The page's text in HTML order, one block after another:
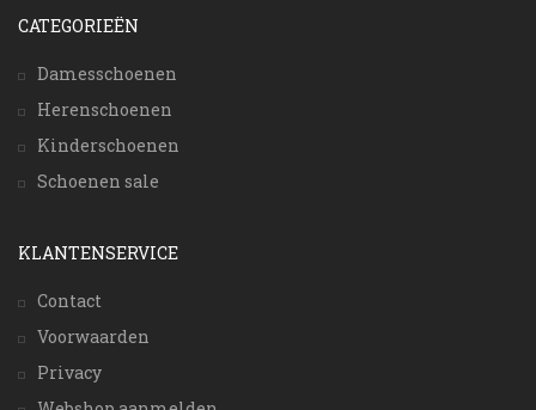
CATEGORIEËN
Damesschoenen
Herenschoenen
Kinderschoenen
Schoenen sale
KLANTENSERVICE
Contact
Voorwaarden
Privacy